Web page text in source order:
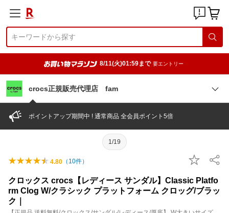
8/11(火)01:59まで 要エントリー
crocs正規販売代理店 fam
ポイントアップ期間中 ! 通常商品 全会員ポイント5倍
1/19
4.80 （ 10件）
クロックス crocs【レディース サンダル】Classic Platfo
rm Clog W/クラシック プラットフォーム クロッグ/ブラッ
ク｜